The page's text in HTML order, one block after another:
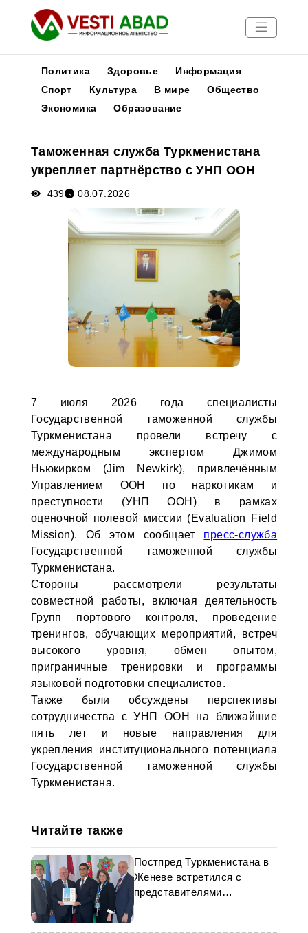
Новости
Медиа
Афиша
Политика Здоровье
Информация
Спорт
Культура В мире
Общество
Экономика
Образование
Таможенная служба Туркменистана
укрепляет партнёрство с УНП ООН
439 08.07.2026
7 июля 2026 года специалисты
Государственной таможенной службы
Туркменистана провели встречу с
международным экспертом Джимом
Ньюкирком (Jim Newkirk), привлечённым
Управлением ООН по наркотикам и
преступности (УНП ООН) в рамках
оценочной полевой миссии (Evaluation Field
Mission). Об этом сообщает пресс-служба
Государственной таможенной службы
Туркменистана.
Стороны рассмотрели результаты
совместной работы, включая деятельность
Групп портового контроля, проведение
тренингов, обучающих мероприятий, встреч
высокого уровня, обмен опытом,
приграничные тренировки и программы
языковой подготовки специалистов.
Также были обсуждены перспективы
сотрудничества с УНП ООН на ближайшие
пять лет и новые направления для
укрепления институционального потенциала
Государственной таможенной службы
Туркменистана.
Читайте также
Постпред Туркменистана в
Женеве встретился с
представителями
организации «Святые
последних дней»